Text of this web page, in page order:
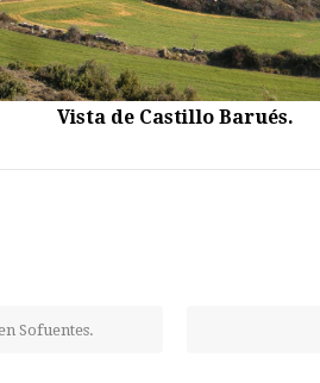
Vista de Castillo Barués.
Sofuentes.